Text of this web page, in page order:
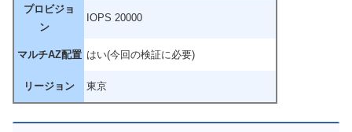
プロビジョ
ン
IOPS 20000
マルチAZ配置 はい(今回の検証に必要)
リージョン 東京